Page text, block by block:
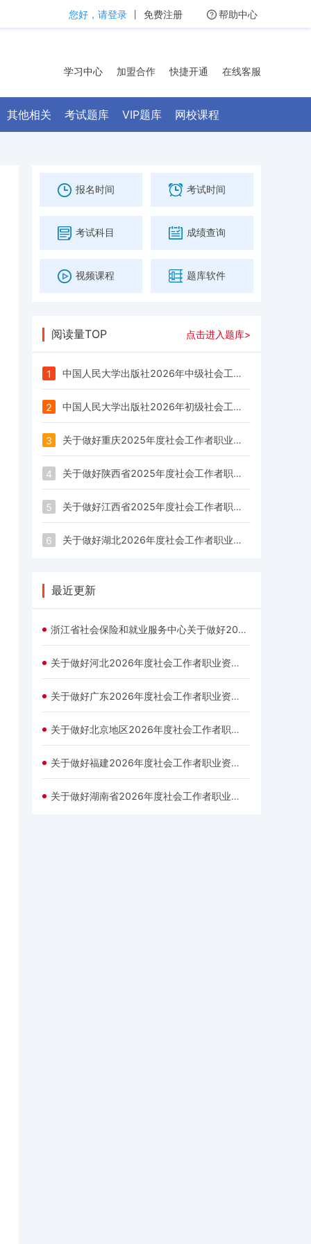
您好，请登录 丨 免费注册 帮助中心
学习中心 加盟合作 快捷开通 在线客服
其他相关 考试题库 VIP题库 网校课程
报名时间 考试时间
考试科目 成绩查询
视频课程 题库软件
阅读量TOP 点击进入题库>
1 中国人民大学出版社2026年中级社会工作者考试《社会工作法规与政策》教材目录
2 中国人民大学出版社2026年初级社会工作者考试《初级社会工作实务》教材目录
3 关于做好重庆2025年度社会工作者职业水平考试报名工作的通告
4 关于做好陕西省2025年度社会工作者职业资格考试考务工作的通知
5 关于做好江西省2025年度社会工作者职业水平考试江西考区考务工作的通知
6 关于做好湖北2026年度社会工作者职业资格考试工作的通知
最近更新
浙江省社会保险和就业服务中心关于做好2026年度社会工作者职业资格考试考务工作的通知
关于做好河北2026年度社会工作者职业资格考试考务工作的通知(摘要)
关于做好广东2026年度社会工作者职业资格考试报考须知
关于做好北京地区2026年度社会工作者职业资格考试工作的通知
关于做好福建2026年度社会工作者职业资格考试报考简章
关于做好湖南省2026年度社会工作者职业资格考试考务工作的通知